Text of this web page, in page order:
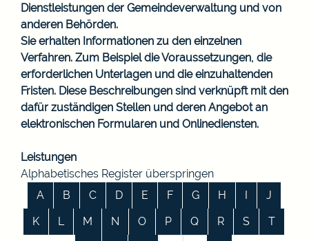
Dienstleistungen der Gemeindeverwaltung und von
anderen Behörden.
Sie erhalten Informationen zu den einzelnen
Verfahren. Zum Beispiel die Voraussetzungen, die
erforderlichen Unterlagen und die einzuhaltenden
Fristen. Diese Beschreibungen sind verknüpft mit den
dafür zuständigen Stellen und deren Angebot an
elektronischen Formularen und Onlinediensten.
Leistungen
Alphabetisches Register überspringen
A
B C D E F G H I
J
K
L M N O P Q R S
T